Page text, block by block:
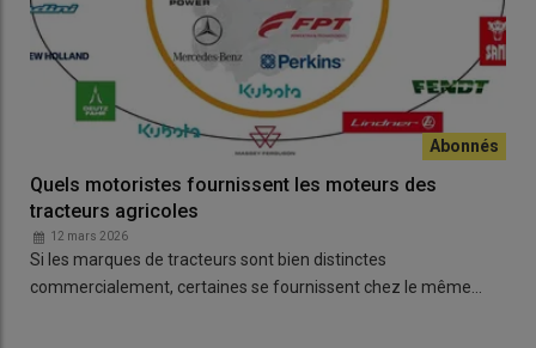
Quels motoristes fournissent les moteurs des
tracteurs agricoles
12 mars 2026
Si les marques de tracteurs sont bien distinctes
commercialement, certaines se fournissent chez le même…